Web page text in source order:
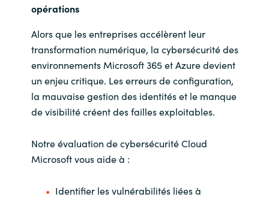
Kingdom of Saudi Arabia
Kuwait
Latvia
Malaysia
Middle East
opérations
Alors que les entreprises accélèrent leur
transformation numérique, la cybersécurité des
environnements Microsoft 365 et Azure devient
un enjeu critique. Les erreurs de configuration,
la mauvaise gestion des identités et le manque
de visibilité créent des failles exploitables.
Notre évaluation de cybersécurité Cloud
Microsoft vous aide à :
Identifier les vulnérabilités liées à